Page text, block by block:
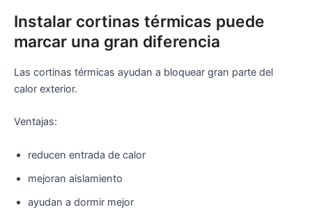
Instalar cortinas térmicas puede
marcar una gran diferencia
Las cortinas térmicas ayudan a bloquear gran parte del
calor exterior.
Ventajas:
reducen entrada de calor
mejoran aislamiento
ayudan a dormir mejor